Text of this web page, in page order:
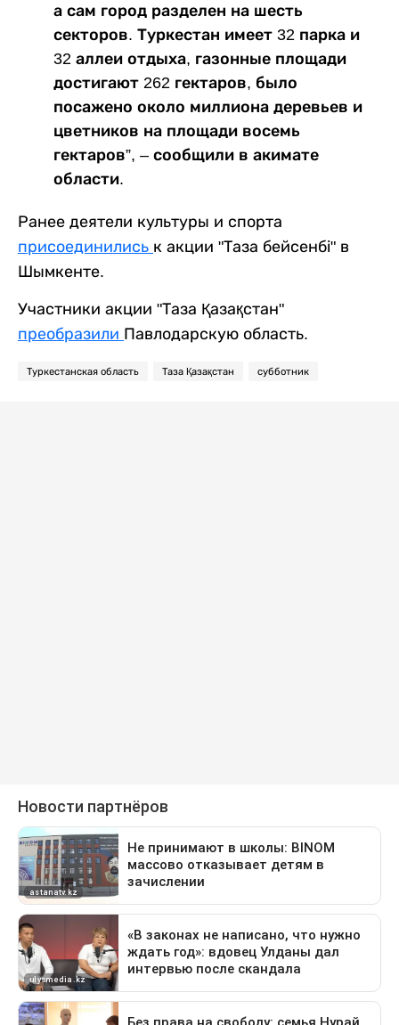
а сам город разделен на шесть
секторов. Туркестан имеет 32 парка и
32 аллеи отдыха, газонные площади
достигают 262 гектаров, было
посажено около миллиона деревьев и
цветников на площади восемь
гектаров”, – сообщили в акимате
области.
Ранее деятели культуры и спорта
присоединились к акции "Таза бейсенбі" в
Шымкенте.
Участники акции "Таза Қазақстан"
преобразили Павлодарскую область.
Туркестанская область Таза Қазақстан субботник